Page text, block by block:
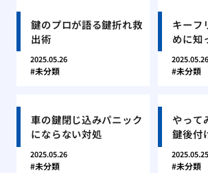
鍵のプロが語る鍵折れ救
出術
2025.05.26
未分類
キーフ
めに知
2025.05.26
未分類
車の鍵閉じ込みパニック
にならない対処
2025.05.26
未分類
やって
鍵後付
2025.05.25
未分類